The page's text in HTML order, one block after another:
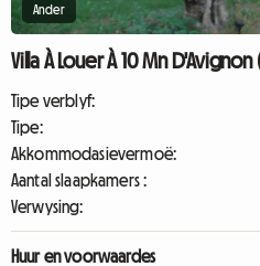
Ander
Villa À Louer À 10 Mn D'Avignon
Tipe verblyf:
Tipe:
Akkommodasievermoë:
Aantal slaapkamers :
Verwysing:
Huur en voorwaardes